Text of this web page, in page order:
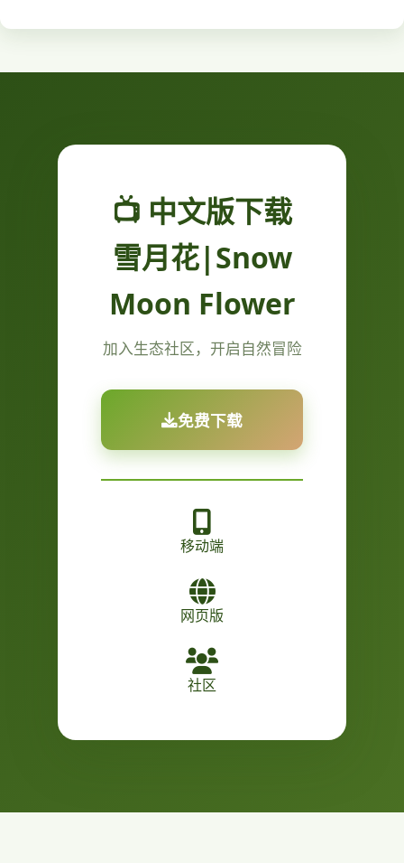
📺 中文版下载
雪月花|Snow
Moon Flower
加入生态社区，开启自然冒险
免费下载
移动端
网页版
社区